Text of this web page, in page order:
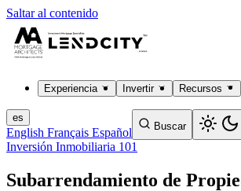
Saltar al contenido
Experiencia Invertir Recursos
es
English Français Español Buscar
Inversión Inmobiliaria 101
Subarrendamiento de